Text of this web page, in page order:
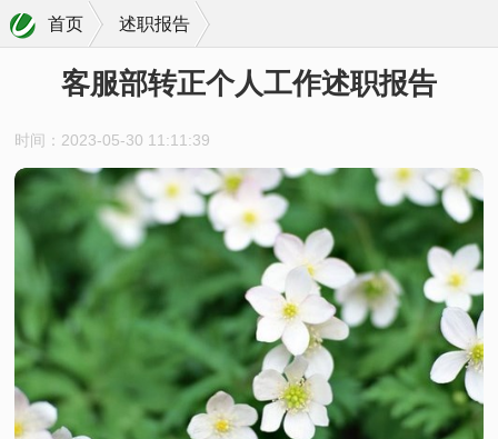
首页 述职报告
客服部转正个人工作述职报告
时间：2023-05-30 11:11:39